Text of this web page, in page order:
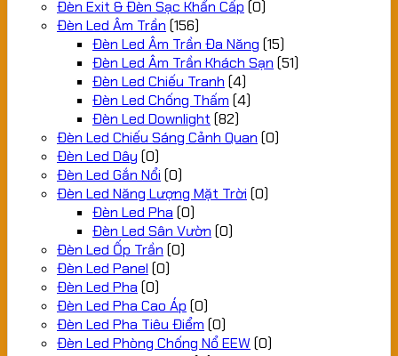
Đèn Exit & Đèn Sạc Khẩn Cấp (0)
Đèn Led Âm Trần (156)
Đèn Led Âm Trần Đa Năng (15)
Đèn Led Âm Trần Khách Sạn (51)
Đèn Led Chiếu Tranh (4)
Đèn Led Chống Thấm (4)
Đèn Led Downlight (82)
Đèn Led Chiếu Sáng Cảnh Quan (0)
Đèn Led Dây (0)
Đèn Led Gắn Nổi (0)
Đèn Led Năng Lượng Mặt Trời (0)
Đèn Led Pha (0)
Đèn Led Sân Vườn (0)
Đèn Led Ốp Trần (0)
Đèn Led Panel (0)
Đèn Led Pha (0)
Đèn Led Pha Cao Áp (0)
Đèn Led Pha Tiêu Điểm (0)
Đèn Led Phòng Chống Nổ EEW (0)